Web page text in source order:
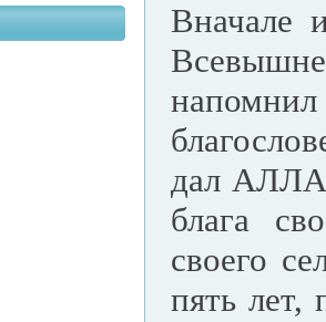
Вначале
дал
блага
своего
пять лет,